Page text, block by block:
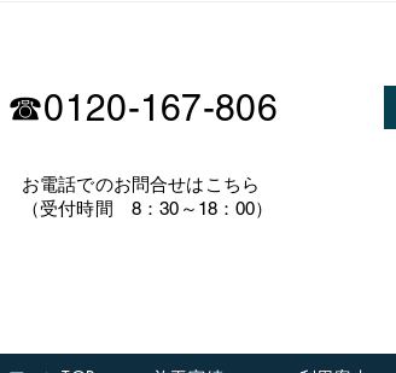
☎0120-167-806
​お電話でのお問合せはこちら
（受付時間 8：30～18：00）